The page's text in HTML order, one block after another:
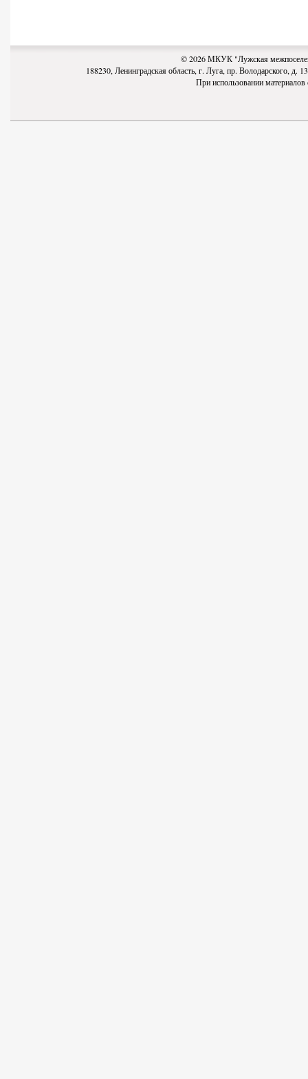
© 2026 МКУК "Лужская
188230, Ленинградская область, г. Луга, пр. Володарского,
При использовании материалов